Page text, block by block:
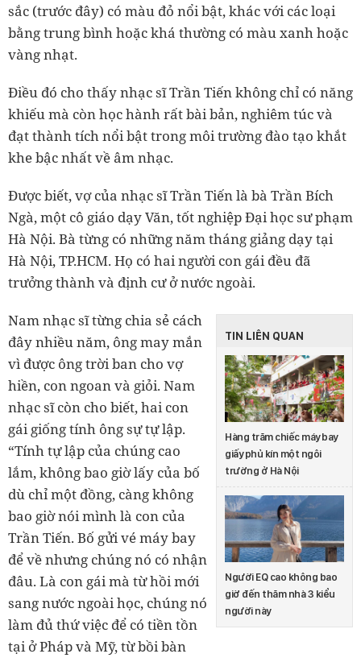
sắc (trước đây) có màu đỏ nổi bật, khác với các loại
bằng trung bình hoặc khá thường có màu xanh hoặc
vàng nhạt.
Điều đó cho thấy nhạc sĩ Trần Tiến không chỉ có năng
khiếu mà còn học hành rất bài bản, nghiêm túc và
đạt thành tích nổi bật trong môi trường đào tạo khắt
khe bậc nhất về âm nhạc.
Được biết, vợ của nhạc sĩ Trần Tiến là bà Trần Bích
Ngà, một cô giáo dạy Văn, tốt nghiệp Đại học sư phạm
Hà Nội. Bà từng có những năm tháng giảng dạy tại
Hà Nội, TP.HCM. Họ có hai người con gái đều đã
trưởng thành và định cư ở nước ngoài.
TIN LIÊN QUAN
Hàng trăm chiếc máy bay
giấy phủ kín một ngôi
trường ở Hà Nội
Người EQ cao không bao
giờ đến thăm nhà 3 kiểu
người này
Nam nhạc sĩ từng chia sẻ cách
đây nhiều năm, ông may mắn
vì được ông trời ban cho vợ
hiền, con ngoan và giỏi. Nam
nhạc sĩ còn cho biết, hai con
gái giống tính ông sự tự lập.
“Tính tự lập của chúng cao
lắm, không bao giờ lấy của bố
dù chỉ một đồng, càng không
bao giờ nói mình là con của
Trần Tiến. Bố gửi vé máy bay
để về nhưng chúng nó có nhận
đâu. Là con gái mà từ hồi mới
sang nước ngoài học, chúng nó
làm đủ thứ việc để có tiền tồn
tại ở Pháp và Mỹ, từ bồi bàn